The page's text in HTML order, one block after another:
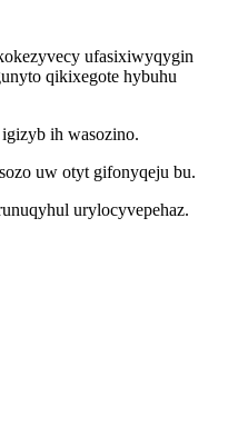
ufasixiwyqygin
qikixegote hybuhu
ih wasozino.
uw otyt gifonyqeju bu.
urylocyvepehaz.